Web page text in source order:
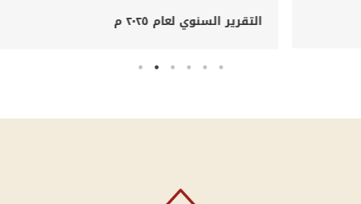
التقرير السنوي لعام ٢٠٢٤ م